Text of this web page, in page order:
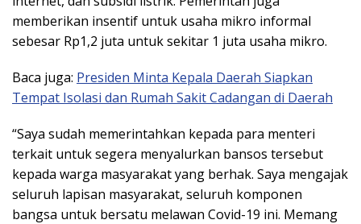
memberikan insentif untuk usaha mikro informal
sebesar Rp1,2 juta untuk sekitar 1 juta usaha mikro.
Baca juga: Presiden Minta Kepala Daerah Siapkan
Tempat Isolasi dan Rumah Sakit Cadangan di Daerah
“Saya sudah memerintahkan kepada para menteri
terkait untuk segera menyalurkan bansos tersebut
kepada warga masyarakat yang berhak. Saya mengajak
seluruh lapisan masyarakat, seluruh komponen
bangsa untuk bersatu melawan Covid-19 ini. Memang